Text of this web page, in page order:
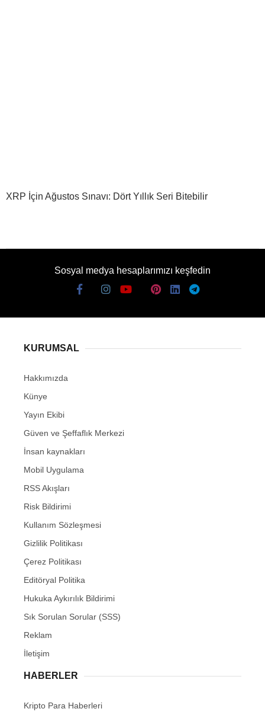
XRP İçin Ağustos Sınavı: Dört Yıllık Seri Bitebilir
Sosyal medya hesaplarımızı keşfedin
KURUMSAL
Hakkımızda
Künye
Yayın Ekibi
Güven ve Şeffaflık Merkezi
İnsan kaynakları
Mobil Uygulama
RSS Akışları
Risk Bildirimi
Kullanım Sözleşmesi
Gizlilik Politikası
Çerez Politikası
Editöryal Politika
Hukuka Aykırılık Bildirimi
Sık Sorulan Sorular (SSS)
Reklam
İletişim
HABERLER
Kripto Para Haberleri